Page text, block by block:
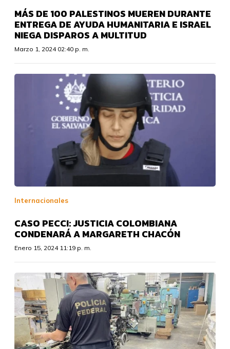
MÁS DE 100 PALESTINOS MUEREN DURANTE
ENTREGA DE AYUDA HUMANITARIA E ISRAEL
NIEGA DISPAROS A MULTITUD
Marzo 1, 2024 02:40 p. m.
Internacionales
CASO PECCI: JUSTICIA COLOMBIANA
CONDENARÁ A MARGARETH CHACÓN
Enero 15, 2024 11:19 p. m.